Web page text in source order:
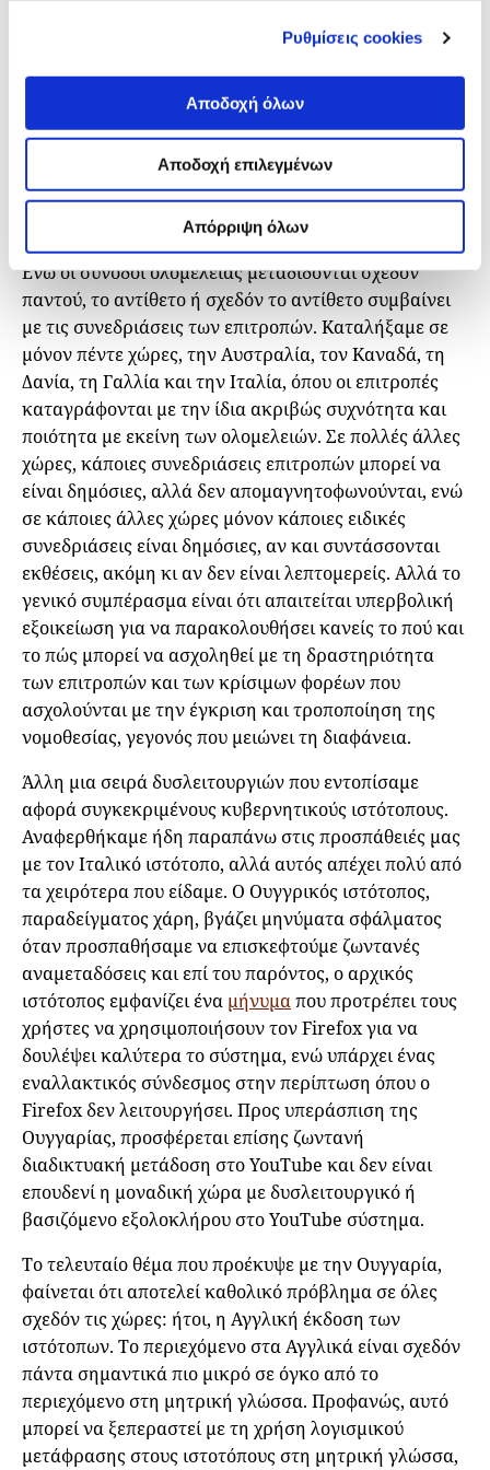
Ρυθμίσεις cookies
Αποδοχή όλων
Αποδοχή επιλεγμένων
Απόρριψη όλων
πρόσβαση στα επίσημα αρχεία είναι δύσκολη. Για
παράδειγμα, προσπαθήσαμε να μελετήσουμε τα
επιτυχία από τη χρήση απαρχαιωμένων μεθόδων στη
λειτουργία σχεδόν εξολοκλήρου ψηφιακά, αλλά μετά
από ώρες αναζήτησης, δεν καταφέραμε να
εντοπίσουμε τη θέση των αρχείων στις κυβερνητικές
ιστοσελίδες τους, θέμα που αποτελεί από μόνο του
Ενώ οι σύνοδοι ολομέλειας μεταδίδονται σχεδόν
παντού, το αντίθετο ή σχεδόν το αντίθετο συμβαίνει
με τις συνεδριάσεις των επιτροπών. Καταλήξαμε σε
μόνον πέντε χώρες, την Αυστραλία, τον Καναδά, τη
Δανία, τη Γαλλία και την Ιταλία, όπου οι επιτροπές
καταγράφονται με την ίδια ακριβώς συχνότητα και
ποιότητα με εκείνη των ολομελειών. Σε πολλές άλλες
χώρες, κάποιες συνεδριάσεις επιτροπών μπορεί να
είναι δημόσιες, αλλά δεν απομαγνητοφωνούνται, ενώ
σε κάποιες άλλες χώρες μόνον κάποιες ειδικές
συνεδριάσεις είναι δημόσιες, αν και συντάσσονται
εκθέσεις, ακόμη κι αν δεν είναι λεπτομερείς. Αλλά το
γενικό συμπέρασμα είναι ότι απαιτείται υπερβολική
εξοικείωση για να παρακολουθήσει κανείς το πού και
το πώς μπορεί να ασχοληθεί με τη δραστηριότητα
των επιτροπών και των κρίσιμων φορέων που
ασχολούνται με την έγκριση και τροποποίηση της
νομοθεσίας, γεγονός που μειώνει τη διαφάνεια.
Άλλη μια σειρά δυσλειτουργιών που εντοπίσαμε
αφορά συγκεκριμένους κυβερνητικούς ιστότοπους.
Αναφερθήκαμε ήδη παραπάνω στις προσπάθειές μας
με τον Ιταλικό ιστότοπο, αλλά αυτός απέχει πολύ από
τα χειρότερα που είδαμε. Ο Ουγγρικός ιστότοπος,
παραδείγματος χάρη, βγάζει μηνύματα σφάλματος
όταν προσπαθήσαμε να επισκεφτούμε ζωντανές
αναμεταδόσεις και επί του παρόντος, ο αρχικός
ιστότοπος εμφανίζει ένα μήνυμαπου προτρέπει τους
χρήστες να χρησιμοποιήσουν τον Firefox για να
δουλέψει καλύτερα το σύστημα, ενώ υπάρχει ένας
εναλλακτικός σύνδεσμος στην περίπτωση όπου ο
Firefox δεν λειτουργήσει. Προς υπεράσπιση της
Ουγγαρίας, προσφέρεται επίσης ζωντανή
διαδικτυακή μετάδοση στο YouTube και δεν είναι
επουδενί η μοναδική χώρα με δυσλειτουργικό ή
βασιζόμενο εξολοκλήρου στο YouTube σύστημα.
Το τελευταίο θέμα που προέκυψε με την Ουγγαρία,
φαίνεται ότι αποτελεί καθολικό πρόβλημα σε όλες
σχεδόν τις χώρες: ήτοι, η Αγγλική έκδοση των
ιστότοπων. Το περιεχόμενο στα Αγγλικά είναι σχεδόν
πάντα σημαντικά πιο μικρό σε όγκο από το
περιεχόμενο στη μητρική γλώσσα. Προφανώς, αυτό
μπορεί να ξεπεραστεί με τη χρήση λογισμικού
μετάφρασης στους ιστοτόπους στη μητρική γλώσσα,